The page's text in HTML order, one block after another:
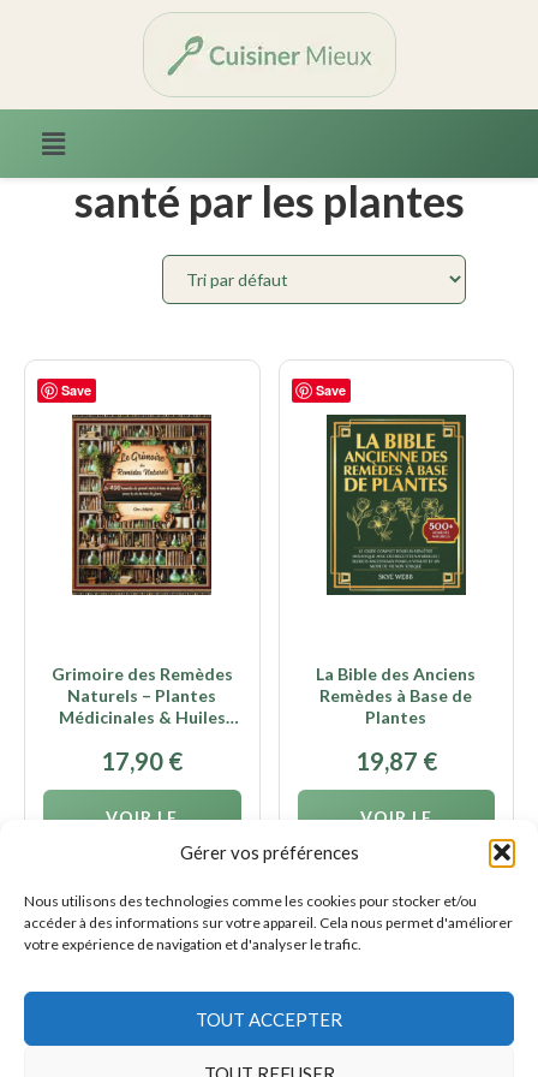
Gérer vos préférences
Nous utilisons des technologies comme les cookies pour stocker et/ou
accéder à des informations sur votre appareil. Cela nous permet d'améliorer
votre expérience de navigation et d'analyser le trafic.
TOUT ACCEPTER
santé par les plantes
Save
Grimoire des Remèdes
Naturels – Plantes
Médicinales & Huiles
17,90 €
VOIR LE
PRODUIT
Save
La Bible des Anciens
Remèdes à Base de
Plantes
19,87 €
VOIR LE